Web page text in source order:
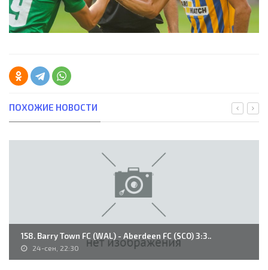
ПОХОЖИЕ НОВОСТИ
158. Barry Town FC (WAL) - Aberdeen FC (SCO) 3:3..
24-сен, 22:30